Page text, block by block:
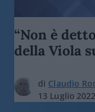
“Non è
della Viola
di Claudio
13 Luglio